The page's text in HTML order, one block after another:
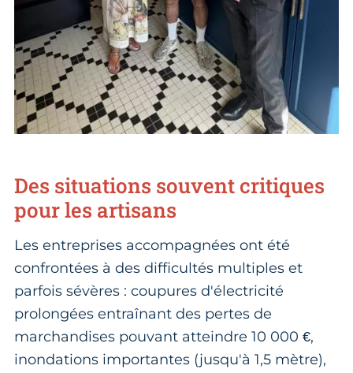
Des situations souvent critiques
pour les artisans
Les entreprises accompagnées ont été
confrontées à des difficultés multiples et
parfois sévères : coupures d'électricité
prolongées entraînant des pertes de
marchandises pouvant atteindre 10 000 €,
inondations importantes (jusqu'à 1,5 mètre),